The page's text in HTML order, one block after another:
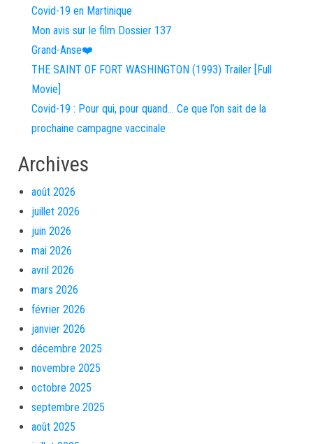
Covid-19 en Martinique
Mon avis sur le film Dossier 137
Grand-Anse❤️
THE SAINT OF FORT WASHINGTON (1993) Trailer [Full
Movie]
Covid-19 : Pour qui, pour quand… Ce que l’on sait de la
prochaine campagne vaccinale
Archives
août 2026
juillet 2026
juin 2026
mai 2026
avril 2026
mars 2026
février 2026
janvier 2026
décembre 2025
novembre 2025
octobre 2025
septembre 2025
août 2025